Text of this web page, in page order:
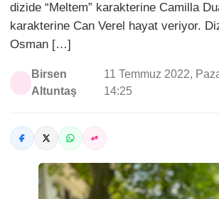
dizide “Meltem” karakterine Camilla
karakterine Can Verel hayat veriyor.
Osman […]
Birsen
Altuntaş
11 Temmuz 2022,
14:25